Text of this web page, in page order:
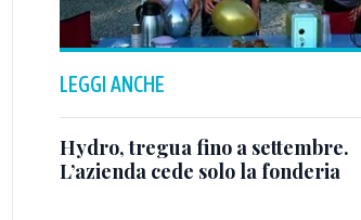
LEGGI ANCHE
Hydro, tregua fino a settembre.
L’azienda cede solo la fonderia